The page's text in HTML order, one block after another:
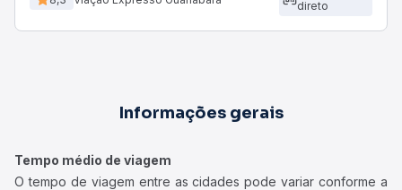
direto
Informações gerais
Tempo médio de viagem
O tempo de viagem entre as cidades pode variar conforme a